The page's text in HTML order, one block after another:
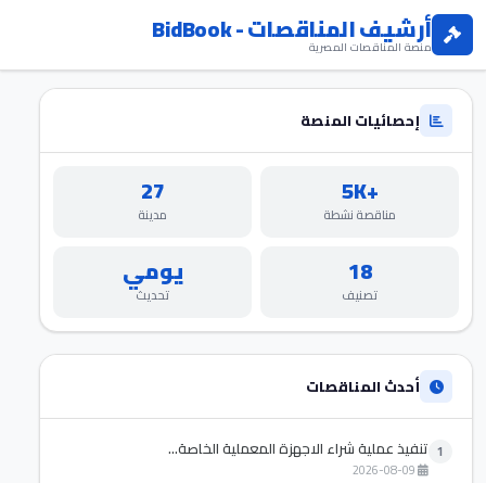
أرشيف المناقصات - BidBook
منصة المناقصات المصرية
إحصائيات المنصة
+5K
مناقصة نشطة
27
مدينة
18
تصنيف
يومي
تحديث
أحدث المناقصات
1 تنفيذ عملية شراء الاجهزة المعملية الخاصة...